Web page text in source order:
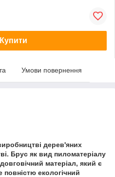
Купити
Умови повернення
дерев'яних
Брус як вид пиломатеріалу
матеріал, який є
повністю екологічний